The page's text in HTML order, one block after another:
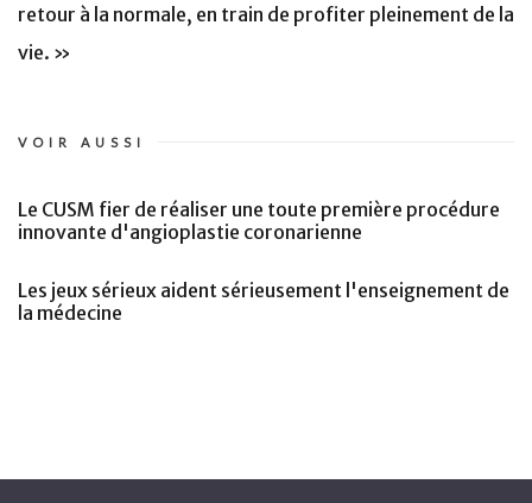
retour à la normale, en train de profiter pleinement de la
vie. »
VOIR AUSSI
Le CUSM fier de réaliser une toute première procédure
innovante d'angioplastie coronarienne
Les jeux sérieux aident sérieusement l'enseignement de
la médecine